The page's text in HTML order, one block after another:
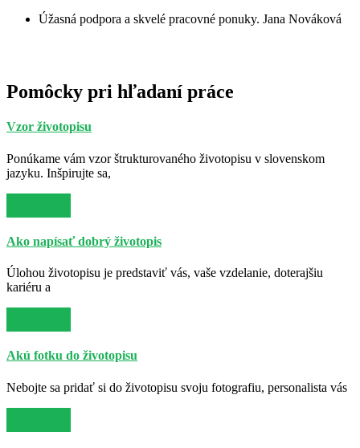
Úžasná podpora a skvelé pracovné ponuky. Jana Nováková
Pomôcky pri hľadaní práce
Vzor životopisu
Ponúkame vám vzor štrukturovaného životopisu v slovenskom
jazyku. Inšpirujte sa,
Ako napísať dobrý životopis
Úlohou životopisu je predstaviť vás, vaše vzdelanie, doterajšiu
kariéru a
Akú fotku do životopisu
Nebojte sa pridať si do životopisu svoju fotografiu, personalista vás